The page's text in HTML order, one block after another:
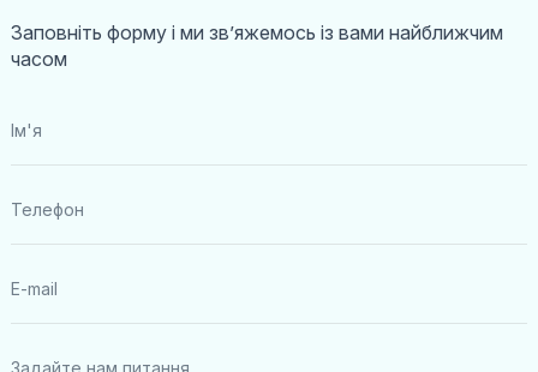
Заповніть форму і ми звʼяжемось із вами найближчим
часом